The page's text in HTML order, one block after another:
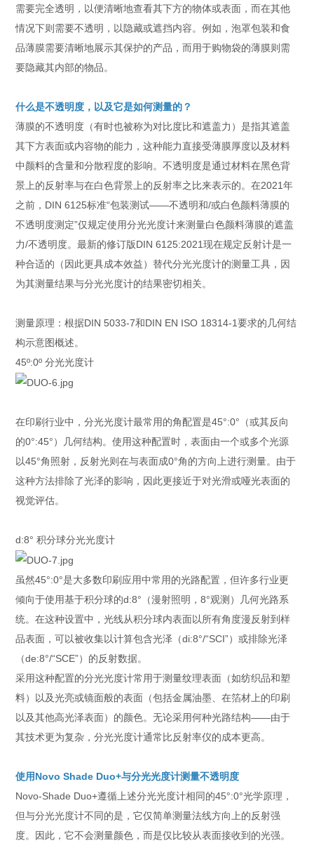
需要完全透明，以便清晰地查看其下方的物体或表面，而在其他
情况下则需要不透明，以隐藏或遮挡内容。例如，泡罩包装和食
品薄膜需要清晰地展示其保护的产品，而用于购物袋的薄膜则需
要隐藏其内部的物品。
什么是不透明度，以及它是如何测量的？
薄膜的不透明度（有时也被称为对比度比和遮盖力）是指其遮盖
其下方表面或内容物的能力，这种能力直接受薄膜厚度以及材料
中颜料的含量和分散程度的影响。不透明度是通过材料在黑色背
景上的反射率与在白色背景上的反射率之比来表示的。在2021年
之前，DIN 6125标准“包装测试——不透明和/或白色颜料薄膜的
不透明度测定”仅规定使用分光光度计来测量白色颜料薄膜的遮盖
力/不透明度。最新的修订版DIN 6125:2021现在规定反射计是一
种合适的（因此更具成本效益）替代分光光度计的测量工具，因
为其测量结果与分光光度计的结果密切相关。
测量原理：根据DIN 5033-7和DIN EN ISO 18314-1要求的几何结
构示意图概述。
45º:0º 分光光度计
在印刷行业中，分光光度计最常用的角配置是45°:0°（或其反向
的0°:45°）几何结构。使用这种配置时，表面由一个或多个光源
以45°角照射，反射光则在与表面成0°角的方向上进行测量。由于
这种方法排除了光泽的影响，因此更接近于对光滑或哑光表面的
视觉评估。
d:8° 积分球分光光度计
虽然45°:0°是大多数印刷应用中常用的光路配置，但许多行业更
倾向于使用基于积分球的d:8°（漫射照明，8°观测）几何光路系
统。在这种设置中，光线从积分球内表面以所有角度漫反射到样
品表面，可以被收集以计算包含光泽（di:8°/“SCI”）或排除光泽
（de:8°/“SCE”）的反射数据。
采用这种配置的分光光度计常用于测量纹理表面（如纺织品和塑
料）以及光亮或镜面般的表面（包括金属油墨、在箔材上的印刷
以及其他高光泽表面）的颜色。无论采用何种光路结构——由于
其技术更为复杂，分光光度计通常比反射率仪的成本更高。
使用Novo Shade Duo+与分光光度计测量不透明度
Novo-Shade Duo+遵循上述分光光度计相同的45°:0°光学原理，
但与分光光度计不同的是，它仅简单测量法线方向上的反射强
度。因此，它不会测量颜色，而是仅比较从表面接收到的光强。